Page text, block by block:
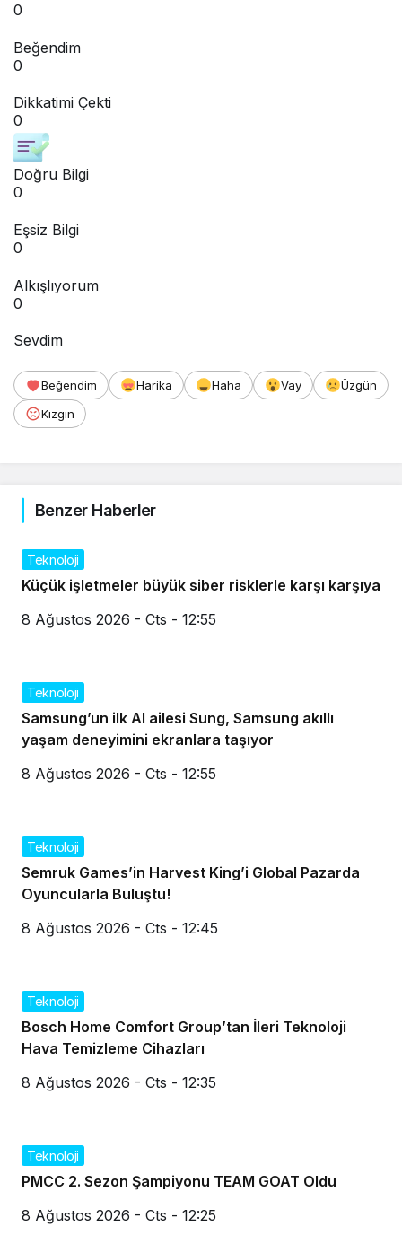
0
Beğendim
0
Dikkatimi Çekti
0
Doğru Bilgi
0
Eşsiz Bilgi
0
Alkışlıyorum
0
Sevdim
Beğendim Harika Haha Vay
Üzgün
Kızgın
Benzer Haberler
Teknoloji
Küçük işletmeler büyük siber risklerle karşı karşıya
8 Ağustos 2026 - Cts - 12:55
Teknoloji
Samsung’un ilk AI ailesi Sung, Samsung akıllı
yaşam deneyimini ekranlara taşıyor
8 Ağustos 2026 - Cts - 12:55
Teknoloji
Semruk Games’in Harvest King’i Global Pazarda
Oyuncularla Buluştu!
8 Ağustos 2026 - Cts - 12:45
Teknoloji
Bosch Home Comfort Group’tan İleri Teknoloji
Hava Temizleme Cihazları
8 Ağustos 2026 - Cts - 12:35
Teknoloji
PMCC 2. Sezon Şampiyonu TEAM GOAT Oldu
8 Ağustos 2026 - Cts - 12:25